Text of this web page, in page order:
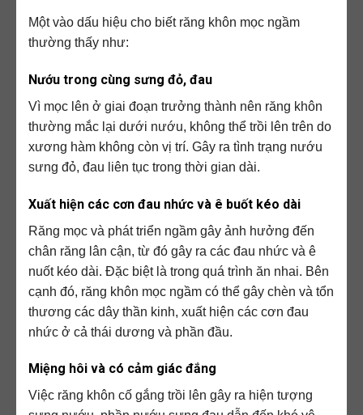
Một vào dấu hiệu cho biết răng khôn mọc ngầm
thường thấy như:
Nướu trong cùng sưng đỏ, đau
Vì mọc lên ở giai đoạn trưởng thành nên răng khôn
thường mắc lại dưới nướu, không thể trồi lên trên do
xương hàm không còn vị trí. Gây ra tình trạng nướu
sưng đỏ, đau liên tục trong thời gian dài.
Xuất hiện các cơn đau nhức và ê buốt kéo dài
Răng mọc và phát triển ngầm gây ảnh hưởng đến
chân răng lân cận, từ đó gây ra các đau nhức và ê
nuốt kéo dài. Đặc biệt là trong quá trình ăn nhai. Bên
cạnh đó, răng khôn mọc ngầm có thể gây chèn và tổn
thương các dây thần kinh, xuất hiện các cơn đau
nhức ở cả thái dương và phần đầu.
Miệng hôi và có cảm giác đắng
Việc răng khôn cố gắng trồi lên gây ra hiện tượng